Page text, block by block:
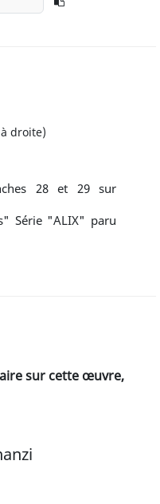
droite)
28 et 29 sur
Série "ALIX" paru
sur cette œuvre,